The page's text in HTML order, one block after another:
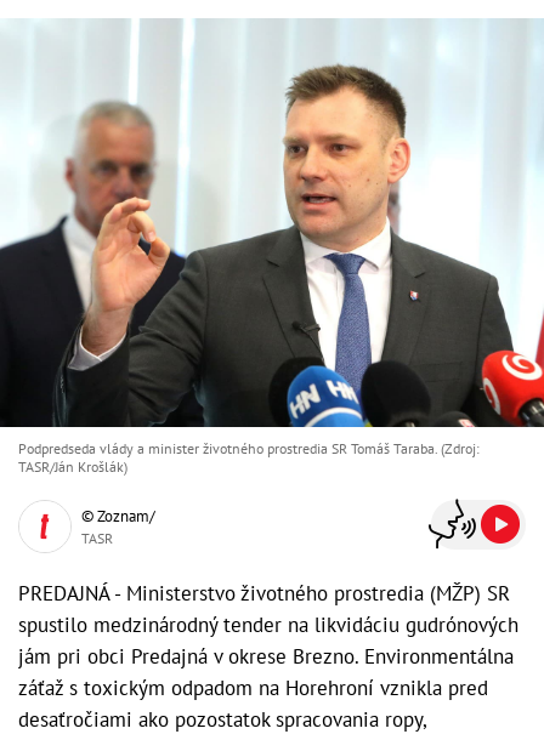
Podpredseda vlády a minister životného prostredia SR Tomáš Taraba. (Zdroj:
TASR/Ján Krošlák)
© Zoznam/
TASR
PREDAJNÁ - Ministerstvo životného prostredia (MŽP) SR
spustilo medzinárodný tender na likvidáciu gudrónových
jám pri obci Predajná v okrese Brezno. Environmentálna
záťaž s toxickým odpadom na Horehroní vznikla pred
desaťročiami ako pozostatok spracovania ropy,